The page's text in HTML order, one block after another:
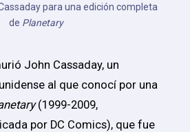
para una edición completa
de Planetary
John Cassaday, un
al que conocí por una
(1999-2009,
por DC Comics), que fue